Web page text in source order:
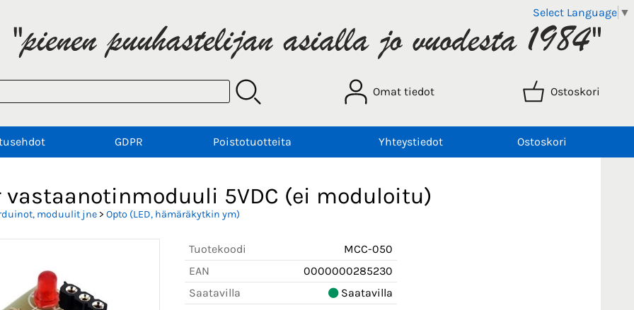
Select Language ▼
Omat tiedot Ostoskori
GDPR Poistotuotteita Yhteystiedot Ostoskori
vastaanotinmoduuli 5VDC (ei moduloitu)
moduulit jne> Opto (LED, hämäräkytkin ym)
Tuotekoodi
MCC-050
EAN
0000000285230
Saatavilla
Saatavilla